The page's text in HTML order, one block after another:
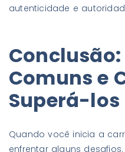
autenticidade e
Comuns e
Superá-los
Quando você inicia a
enfrentar alguns desafios.